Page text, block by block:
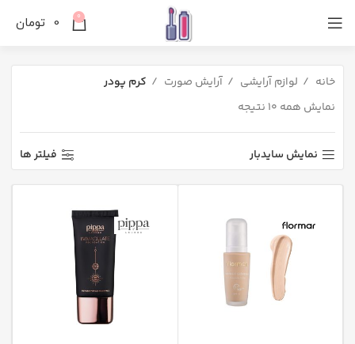
0
0 تومان
خانه لوازم آرایشی آرایش صورت
کرم پودر
نمایش همه 10 نتیجه
نمایش سایدبار فیلتر ها